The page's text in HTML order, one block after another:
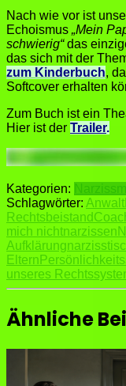
Nach wie vor ist
Echoismus „Mein
schwierig“das
das sich mit der
zum Kinderbuch,
Softcover erhalten
Zum Buch ist ein
Hier ist der Trailer.
Kategorien:
Schlagwörter: Anwalt
Rechtsbeistand
mich nichtnarzissen
Aufklärung
Eltern
unseres
Ähnliche